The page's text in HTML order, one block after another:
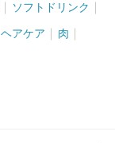
ソフトドリンク
ヘアケア 肉